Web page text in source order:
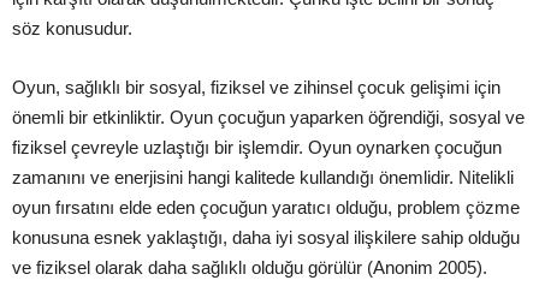
söz konusudur.
Oyun, sağlıklı bir sosyal, fiziksel ve zihinsel çocuk gelişimi için
önemli bir etkinliktir. Oyun çocuğun yaparken öğrendiği, sosyal ve
fiziksel çevreyle uzlaştığı bir işlemdir. Oyun oynarken çocuğun
zamanını ve enerjisini hangi kalitede kullandığı önemlidir. Nitelikli
oyun fırsatını elde eden çocuğun yaratıcı olduğu, problem çözme
konusuna esnek yaklaştığı, daha iyi sosyal ilişkilere sahip olduğu
ve fiziksel olarak daha sağlıklı olduğu görülür (Anonim 2005).